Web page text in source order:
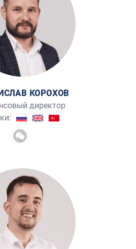
КОРОХОВ
директор